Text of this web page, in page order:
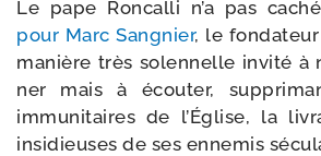
Le pape Roncalli n’a pas caché
pour Marc Sangnier, le
manière très solen­nelle invi­té
ner mais à écou­ter,
immu­ni­taires de l’Église, la
insi­dieuses de ses enne­mis